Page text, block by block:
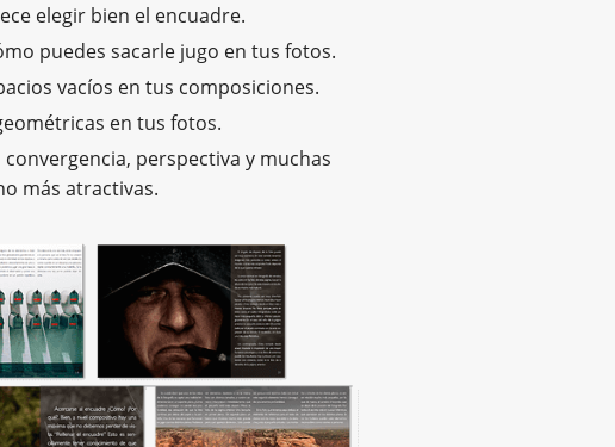
elegir bien el encuadre.
puedes sacarle jugo en tus fotos.
vacíos en tus composiciones.
en tus fotos.
perspectiva y muchas
más atractivas.